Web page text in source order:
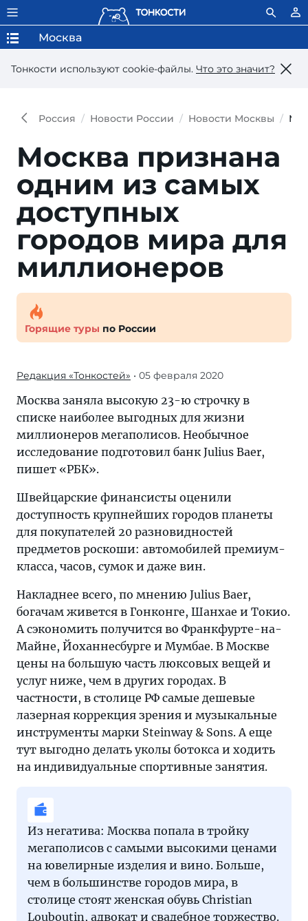
Тонкости используют сookie-файлы. Что это значит?
Москва
Россия Новости России Новости Москвы
Москва признана
одним из самых
доступных
городов мира для
миллионеров
Горящие туры по России
Редакция «Тонкостей» • 05 февраля 2020
Москва заняла высокую 23-ю строчку в
списке наиболее выгодных для жизни
миллионеров мегаполисов. Необычное
исследование подготовил банк Julius Baer,
пишет «РБК».
Швейцарские финансисты оценили
доступность крупнейших городов планеты
для покупателей 20 разновидностей
предметов роскоши: автомобилей премиум-
класса, часов, сумок и даже вин.
Накладнее всего, по мнению Julius Baer,
богачам живется в Гонконге, Шанхае и Токио.
А сэкономить получится во Франкфурте-на-
Майне, Йоханнесбурге и Мумбае. В Москве
цены на большую часть люксовых вещей и
услуг ниже, чем в других городах. В
частности, в столице РФ самые дешевые
лазерная коррекция зрения и музыкальные
инструменты марки Steinway & Sons. А еще
тут выгодно делать уколы ботокса и ходить
на индивидуальные спортивные занятия.
Из негатива: Москва попала в тройку
мегаполисов с самыми высокими ценами
на ювелирные изделия и вино. Больше,
чем в большинстве городов мира, в
столице стоят женская обувь Christian
Louboutin, адвокат и свадебное торжество.